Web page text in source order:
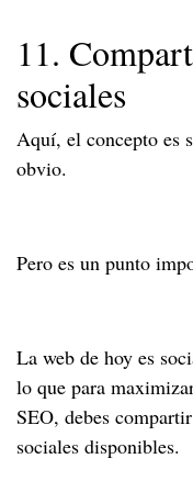
11.
sociales
Aquí, el concepto es
obvio.
Pero es un punto
La web de hoy es
lo que para
SEO, debes
sociales disponibles.